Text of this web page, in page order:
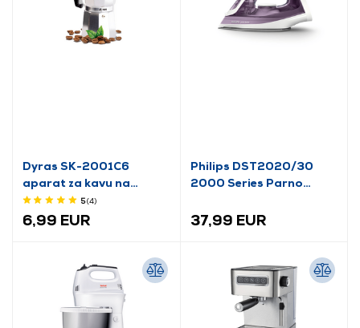
Dyras SK-2001C6
aparat za kavu na
kapaljku
5(4)
6,99 EUR
Philips DST2020/30
2000 Series Parno
37,99 EUR